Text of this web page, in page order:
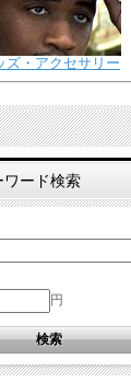
ズ・アクセサリー
ワード検索
円